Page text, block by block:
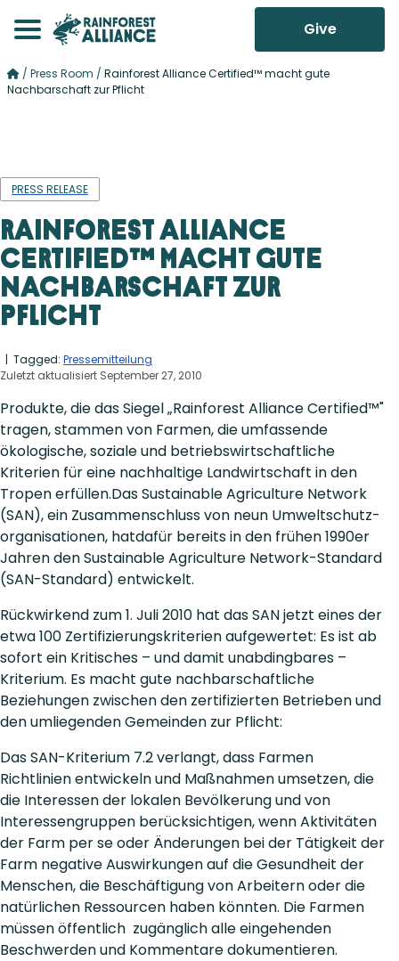
Give
/ Press Room / Rainforest Alliance Certified™ macht gute
Nachbarschaft zur Pflicht
PRESS RELEASE
Rainforest Alliance
Certified™ macht gute
Nachbarschaft zur
Pflicht
| Tagged: Pressemitteilung
Zuletzt aktualisiert September 27, 2010
Produkte, die das Siegel „Rainforest Alliance Certified™"
tragen, stammen von Farmen, die umfassende
ökologische, soziale und betriebswirtschaftliche
Kriterien für eine nachhaltige Landwirtschaft in den
Tropen erfüllen.Das Sustainable Agriculture Network
(SAN), ein Zusammenschluss von neun Umweltschutz-
organisationen, hatdafür bereits in den frühen 1990er
Jahren den Sustainable Agriculture Network-Standard
(SAN-Standard) entwickelt.
Rückwirkend zum 1. Juli 2010 hat das SAN jetzt eines der
etwa 100 Zertifizierungskriterien aufgewer­tet: Es ist ab
sofort ein Kritisches – und damit unabdingbares –
Kriterium. Es macht gute nachbar­schaft­­liche
Beziehungen zwischen den zertifizierten Betrieben und
den umliegen­den Gemeinden zur Pflicht:
Das SAN-Kriterium 7.2 verlangt, dass Farmen
Richtlinien entwickeln und Maßnahmen umsetzen, die
die Interessen der lokalen Bevölkerung und von
Interessengruppen berücksichtigen, wenn Aktivitäten
der Farm per se oder Änderungen bei der Tätigkeit der
Farm negative Auswirkungen auf die Gesundheit der
Menschen, die Beschäftigung von Arbeitern oder die
natürlichen Ressourcen haben könnten. Die Farmen
müssen öffentlich zugänglich alle eingehenden
Beschwerden und Kommentare dokumentieren.